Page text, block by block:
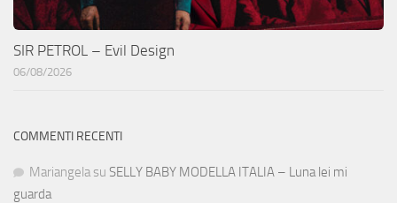
SIR PETROL – Evil Design
06/08/2026
COMMENTI RECENTI
Mariangela su SELLY BABY MODELLA ITALIA – Luna lei mi
guarda